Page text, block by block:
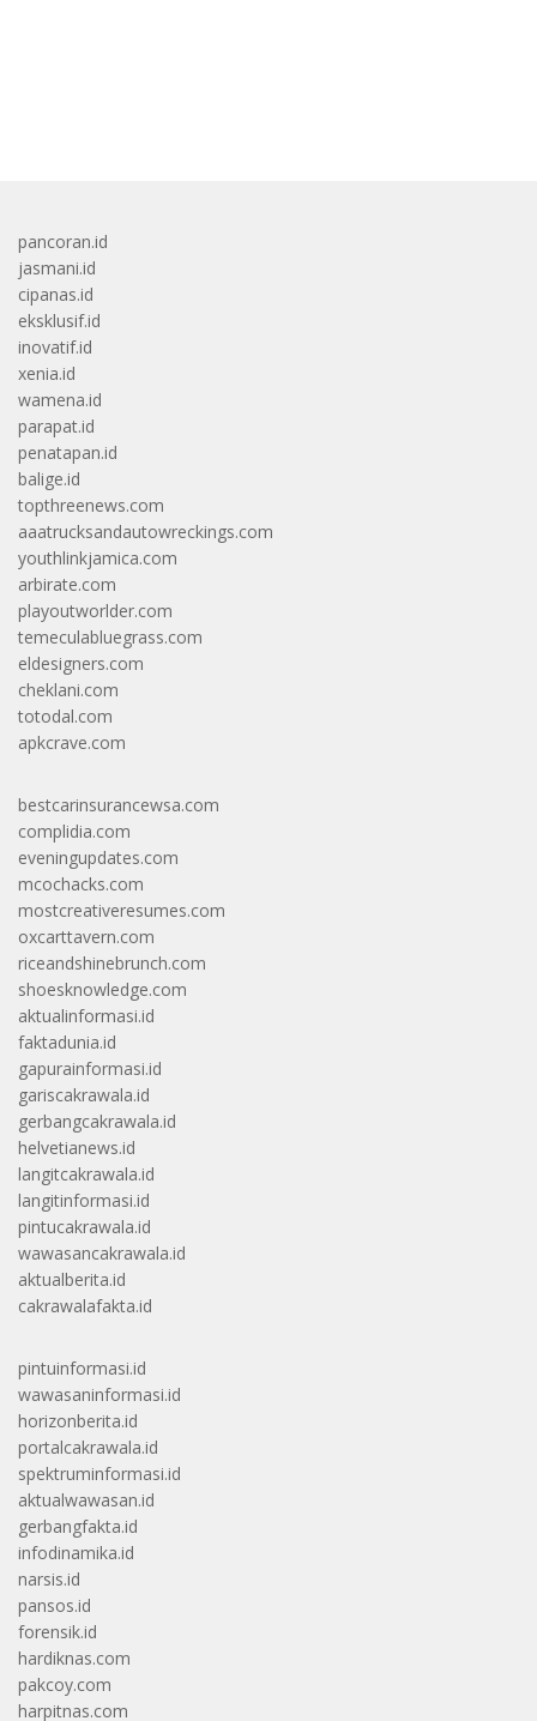
pancoran.id
jasmani.id
cipanas.id
eksklusif.id
inovatif.id
xenia.id
wamena.id
parapat.id
penatapan.id
balige.id
topthreenews.com
aaatrucksandautowreckings.com
youthlinkjamica.com
arbirate.com
playoutworlder.com
temeculabluegrass.com
eldesigners.com
cheklani.com
totodal.com
apkcrave.com
bestcarinsurancewsa.com
complidia.com
eveningupdates.com
mcochacks.com
mostcreativeresumes.com
oxcarttavern.com
riceandshinebrunch.com
shoesknowledge.com
aktualinformasi.id
faktadunia.id
gapurainformasi.id
gariscakrawala.id
gerbangcakrawala.id
helvetianews.id
langitcakrawala.id
langitinformasi.id
pintucakrawala.id
wawasancakrawala.id
aktualberita.id
cakrawalafakta.id
pintuinformasi.id
wawasaninformasi.id
horizonberita.id
portalcakrawala.id
spektruminformasi.id
aktualwawasan.id
gerbangfakta.id
infodinamika.id
narsis.id
pansos.id
forensik.id
hardiknas.com
pakcoy.com
harpitnas.com